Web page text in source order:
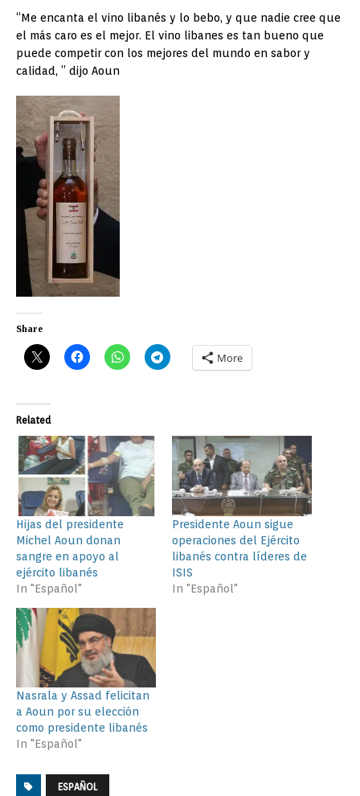
“Me encanta el vino libanés y lo bebo, y que nadie cree que
el más caro es el mejor. El vino libanes es tan bueno que
puede competir con los mejores del mundo en sabor y
calidad, ” dijo Aoun
Share
More
Related
Hijas del presidente
Michel Aoun donan
sangre en apoyo al
ejército libanés
In "Español"
Presidente Aoun sigue
operaciones del Ejército
libanés contra líderes de
ISIS
In "Español"
Nasrala y Assad felicitan
a Aoun por su elección
como presidente libanés
In "Español"
ESPAÑOL